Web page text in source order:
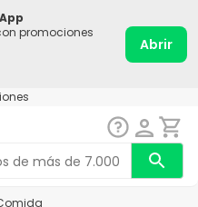
promociones
Abrir